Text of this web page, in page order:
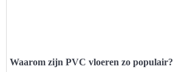
Waarom zijn PVC vloeren zo populair?